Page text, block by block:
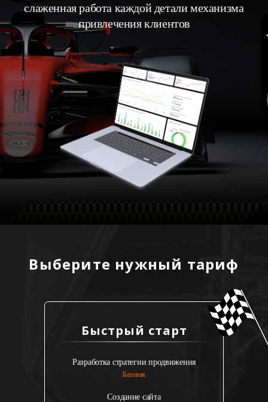
слаженная работа каждой детали механизма
привлечения клиентов
Выберите нужный тариф
Быстрый старт
Разработка стратегии продвижения
Базовая
Создание сайта